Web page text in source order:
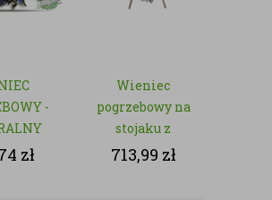
-
zł
Wieniec
pogrzebowy na
stojaku z
czerwonych róż
713,99 zł